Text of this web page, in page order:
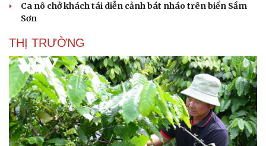
Sức khỏe
Dinh dưỡng - món ngon
Cây thuốc
Đời sống
Nhà đẹp
Blog
Ca nô chở khách tái diễn cảnh bát nháo trên biển Sầm
Sơn
THỊ TRƯỜNG